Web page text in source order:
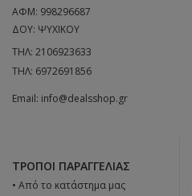
ΑΦΜ: 998296687
ΔΟΥ: ΨΥΧΙΚΟΥ
ΤΗΛ: 2106923633
ΤΗΛ: 6972691856
Email: info@dealsshop.gr
ΤΡΌΠΟΙ ΠΑΡΑΓΓΕΛΊΑΣ
• Από το κατάστημα μας